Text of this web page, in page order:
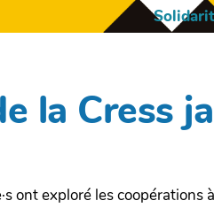
la Cress
ont exploré les coopérations